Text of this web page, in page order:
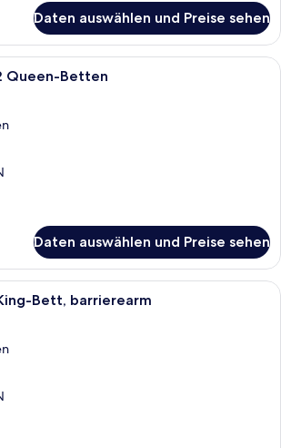
Daten auswählen und Preise sehen
Ein Hotelzimmer mit zwei Betten,
Queen-Betten
Daten auswählen und Preise sehen
Ein ordentlich bezogenes Bett mit
Bett, barrierearm